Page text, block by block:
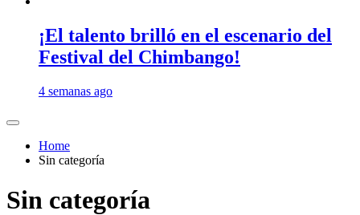
¡El talento brilló en el escenario del
Festival del Chimbango!
4 semanas ago
Home
Sin categoría
Sin categoría